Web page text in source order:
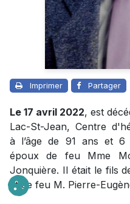
Imprimer Partager
Le 17 avril 2022, est
Lac-St-Jean, Centre
à l’âge de 91 ans et 6
époux de feu Mme
Jonquière. Il était le fils
et de feu M. Pierre-